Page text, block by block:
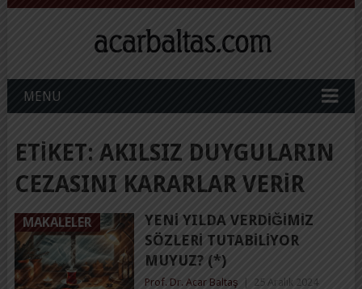
MENU
ETIKET: AKILSIZ DUYGULARIN
CEZASINI KARARLAR VERIR
MAKALELER
YENI YILDA VERDIĞIMIZ
SÖZLERI TUTABILIYOR
MUYUZ? (*)
Prof. Dr. Acar Baltaş 25 Aralık 2024